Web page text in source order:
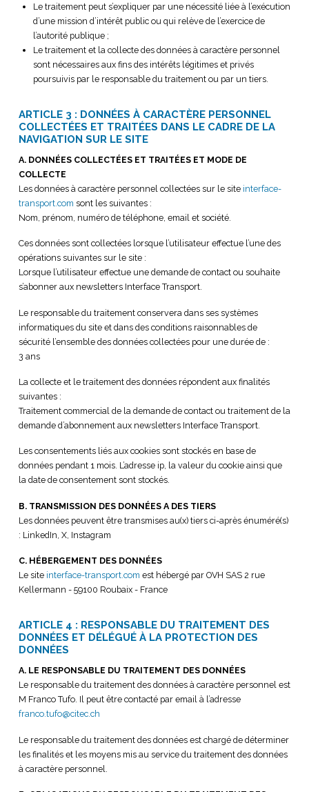
Le traitement peut s’expliquer par une nécessité liée à l’exécution
d’une mission d’intérêt public ou qui relève de l’exercice de
l’autorité publique ;
Le traitement et la collecte des données à caractère personnel
sont nécessaires aux fins des intérêts légitimes et privés
poursuivis par le responsable du traitement ou par un tiers.
ARTICLE 3 : DONNÉES À CARACTÈRE PERSONNEL
COLLECTÉES ET TRAITÉES DANS LE CADRE DE LA
NAVIGATION SUR LE SITE
A. DONNÉES COLLECTÉES ET TRAITÉES ET MODE DE
COLLECTE
Les données à caractère personnel collectées sur le site interface-
transport.com sont les suivantes :
Nom, prénom, numéro de téléphone, email et société.
Ces données sont collectées lorsque l’utilisateur effectue l’une des
opérations suivantes sur le site :
Lorsque l’utilisateur effectue une demande de contact ou souhaite
s’abonner aux newsletters Interface Transport.
Le responsable du traitement conservera dans ses systèmes
informatiques du site et dans des conditions raisonnables de
sécurité l’ensemble des données collectées pour une durée de :
3 ans
La collecte et le traitement des données répondent aux finalités
suivantes :
Traitement commercial de la demande de contact ou traitement de la
demande d’abonnement aux newsletters Interface Transport.
Les consentements liés aux cookies sont stockés en base de
données pendant 1 mois. L’adresse ip, la valeur du cookie ainsi que
la date de consentement sont stockés.
B. TRANSMISSION DES DONNÉES A DES TIERS
Les données peuvent être transmises au(x) tiers ci-après énuméré(s)
: LinkedIn, X, Instagram
C. HÉBERGEMENT DES DONNÉES
Le site interface-transport.com est hébergé par OVH SAS 2 rue
Kellermann - 59100 Roubaix - France
ARTICLE 4 : RESPONSABLE DU TRAITEMENT DES
DONNÉES ET DÉLÉGUÉ À LA PROTECTION DES
DONNÉES
A. LE RESPONSABLE DU TRAITEMENT DES DONNÉES
Le responsable du traitement des données à caractère personnel est
M Franco Tufo. Il peut être contacté par email à l’adresse
franco.tufo@citec.ch
Le responsable du traitement des données est chargé de déterminer
les finalités et les moyens mis au service du traitement des données
à caractère personnel.